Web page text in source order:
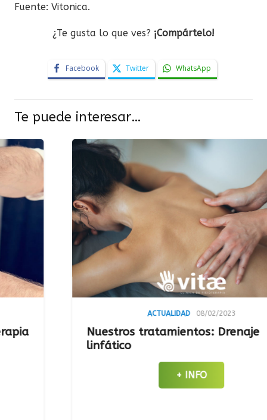
Fuente: Vitonica.
¿Te gusta lo que ves? ¡Compártelo!
Facebook Twitter WhatsApp
Te puede interesar…
08/02/2023
Nuestros tratamientos: Drenaje